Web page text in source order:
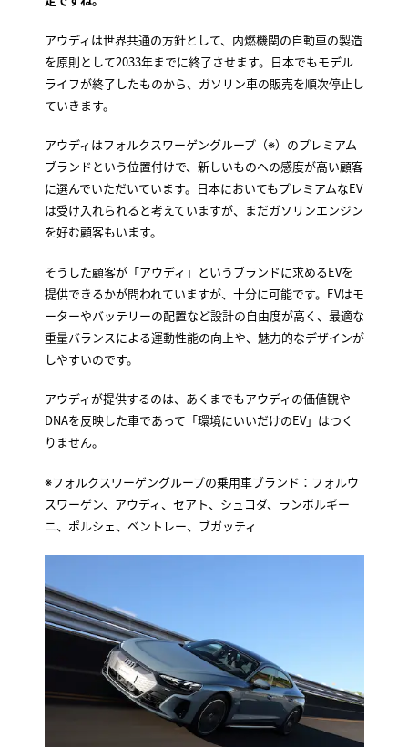
アウディは世界共通の方針として、内燃機関の自動車の製造
を原則として2033年までに終了させます。日本でもモデル
ライフが終了したものから、ガソリン車の販売を順次停止し
ていきます。
アウディはフォルクスワーゲングループ（※）のプレミアム
ブランドという位置付けで、新しいものへの感度が高い顧客
に選んでいただいています。日本においてもプレミアムなEV
は受け入れられると考えていますが、まだガソリンエンジン
を好む顧客もいます。
そうした顧客が「アウディ」というブランドに求めるEVを
提供できるかが問われていますが、十分に可能です。EVはモ
ーターやバッテリーの配置など設計の自由度が高く、最適な
重量バランスによる運動性能の向上や、魅力的なデザインが
しやすいのです。
アウディが提供するのは、あくまでもアウディの価値観や
DNAを反映した車であって「環境にいいだけのEV」はつく
りません。
※フォルクスワーゲングループの乗用車ブランド：フォルウ
スワーゲン、アウディ、セアト、シュコダ、ランボルギー
ニ、ポルシェ、ベントレー、ブガッティ